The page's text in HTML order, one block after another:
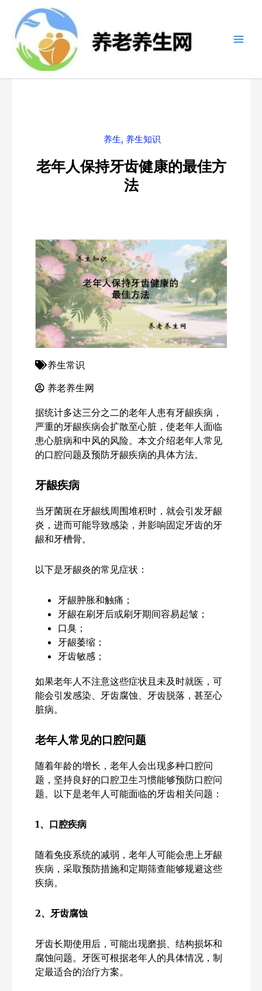
养生, 养生知识
老年人保持牙齿健康的最佳方
法
养生常识
养老养生网
据统计多达三分之二的老年人患有牙龈疾病，
严重的牙龈疾病会扩散至心脏，使老年人面临
患心脏病和中风的风险。本文介绍老年人常见
的口腔问题及预防牙龈疾病的具体方法。
牙龈疾病
当牙菌斑在牙龈线周围堆积时，就会引发牙龈
炎，进而可能导致感染，并影响固定牙齿的牙
龈和牙槽骨。
以下是牙龈炎的常见症状：
牙龈肿胀和触痛；
牙龈在刷牙后或刷牙期间容易起皱；
口臭；
牙龈萎缩；
牙齿敏感；
如果老年人不注意这些症状且未及时就医，可
能会引发感染、牙齿腐蚀、牙齿脱落，甚至心
脏病。
老年人常见的口腔问题
随着年龄的增长，老年人会出现多种口腔问
题，坚持良好的口腔卫生习惯能够预防口腔问
题。以下是老年人可能面临的牙齿相关问题：
1、口腔疾病
随着免疫系统的减弱，老年人可能会患上牙龈
疾病，采取预防措施和定期筛查能够规避这些
疾病。
2、牙齿腐蚀
牙齿长期使用后，可能出现磨损、结构损坏和
腐蚀问题。牙医可根据老年人的具体情况，制
定最适合的治疗方案。